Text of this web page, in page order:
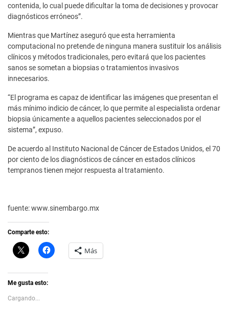
contenida, lo cual puede dificultar la toma de decisiones y provocar
diagnósticos erróneos”.
Mientras que Martínez aseguró que esta herramienta
computacional no pretende de ninguna manera sustituir los análisis
clínicos y métodos tradicionales, pero evitará que los pacientes
sanos se sometan a biopsias o tratamientos invasivos
innecesarios.
“El programa es capaz de identificar las imágenes que presentan el
más mínimo indicio de cáncer, lo que permite al especialista ordenar
biopsia únicamente a aquellos pacientes seleccionados por el
sistema”, expuso.
De acuerdo al Instituto Nacional de Cáncer de Estados Unidos, el 70
por ciento de los diagnósticos de cáncer en estados clínicos
tempranos tienen mejor respuesta al tratamiento.
fuente: www.sinembargo.mx
Comparte esto:
C
l
k
t
s
h
H
a Más
Me gusta esto:
Cargando...